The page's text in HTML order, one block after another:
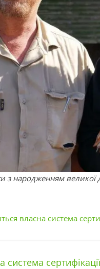
з народженням
власна система
система